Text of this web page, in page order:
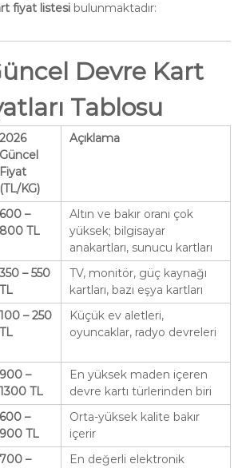
fiyat listesibulunmaktadır:
Devre Kart
Tablosu
2026
Güncel
Fiyat
(TL/KG)
Açıklama
600 –
800 TL
Altın ve bakır oranı çok
yüksek; bilgisayar
anakartları, sunucu kartları
– 550
TL
TV, monitör, güç kaynağı
kartları, bazı eşya kartları
100 – 250
TL
Küçük ev aletleri,
oyuncaklar, radyo devreleri
900 –
1300 TL
En yüksek maden içeren
devre kartı türlerinden biri
600 –
900 TL
Orta-yüksek kalite bakır
içerir
700 –
En değerli elektronik